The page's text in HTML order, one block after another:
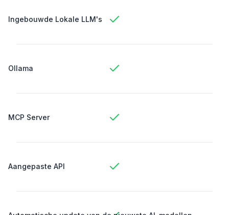
Ingebouwde Lokale LLM's
Ollama
MCP Server
Aangepaste API